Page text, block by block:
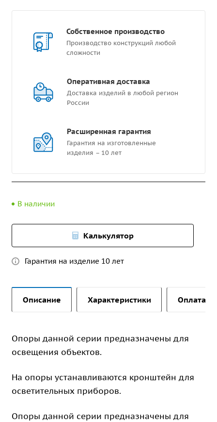
Собственное производство
Производство конструкций любой
сложности
Оперативная доставка
Доставка изделий в любой регион
России
Расширенная гарантия
Гарантия на изготовленные
изделия – 10 лет
В наличии
Калькулятор
Гарантия на изделие 10 лет
Описание Характеристики Оплата и
Опоры данной серии предназначены для
освещения объектов.
На опоры устанавливаются кронштейн для
осветительных приборов.
Опоры данной серии предназначены для